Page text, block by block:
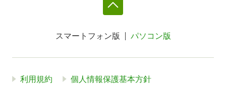
スマートフォン版 パソコン版
利用規約 個人情報保護基本方針